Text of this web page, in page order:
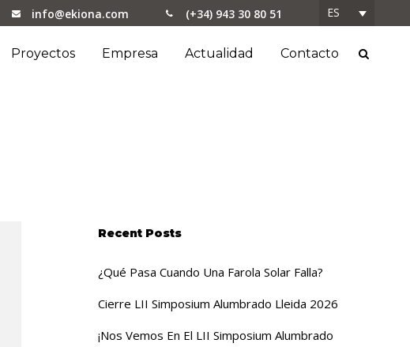
info@ekiona.com (+34) 943 30 80 51 ES
Proyectos Empresa Actualidad Contacto
Recent Posts
¿Qué Pasa Cuando Una Farola Solar Falla?
Cierre LII Simposium Alumbrado Lleida 2026
¡Nos Vemos En El LII Simposium Alumbrado